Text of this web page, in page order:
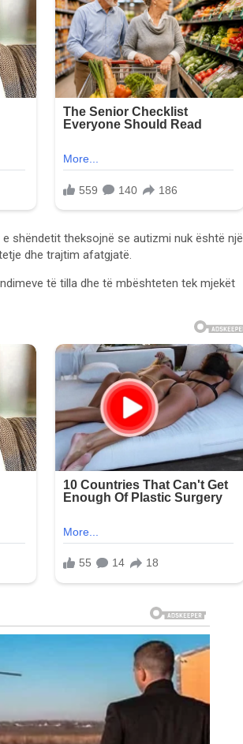
shëndetit theksojnë se autizmi nuk është një
dhe trajtim afatgjatë.
të tilla dhe të mbështeten tek mjekët